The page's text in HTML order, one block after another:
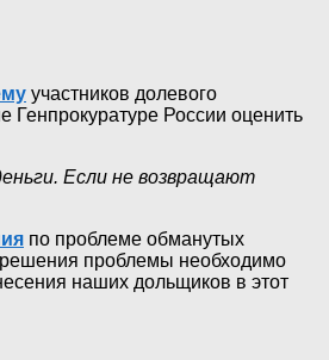
участников долевого
Генпрокуратуре России оценить
Если не возвращают
по проблеме обманутых
решения проблемы необходимо
наших дольщиков в этот